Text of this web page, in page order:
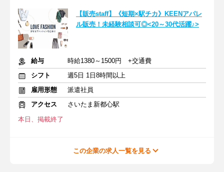
【販売staff】《短期×駅チカ》KEENアパレ
ル販売！未経験相談可◎<20～30代活躍♪>
給与
時給1380～1500円 +交通費
シフト
週5日 1日8時間以上
雇用形態
派遣社員
アクセス
さいたま新都心駅
本日、掲載終了
この企業の求人一覧を見る